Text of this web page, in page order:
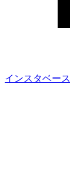
インスタベース